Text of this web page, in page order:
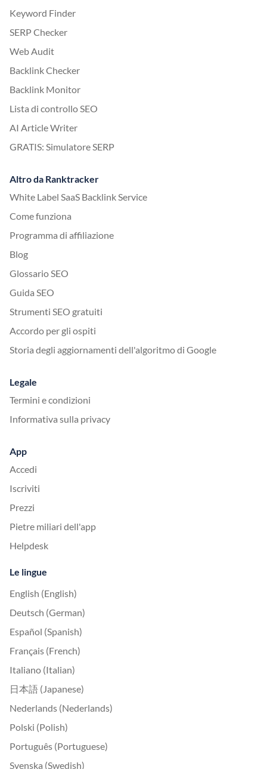
Keyword Finder
SERP Checker
Web Audit
Backlink Checker
Backlink Monitor
Lista di controllo SEO
AI Article Writer
GRATIS: Simulatore SERP
Altro da Ranktracker
White Label SaaS Backlink Service
Come funziona
Programma di affiliazione
Blog
Glossario SEO
Guida SEO
Strumenti SEO gratuiti
Accordo per gli ospiti
Storia degli aggiornamenti dell'algoritmo di Google
Legale
Termini e condizioni
Informativa sulla privacy
App
Accedi
Iscriviti
Prezzi
Pietre miliari dell'app
Helpdesk
Le lingue
English (English)
Deutsch (German)
Español (Spanish)
Français (French)
Italiano (Italian)
日本語 (Japanese)
Nederlands (Nederlands)
Polski (Polish)
Português (Portuguese)
Svenska (Swedish)